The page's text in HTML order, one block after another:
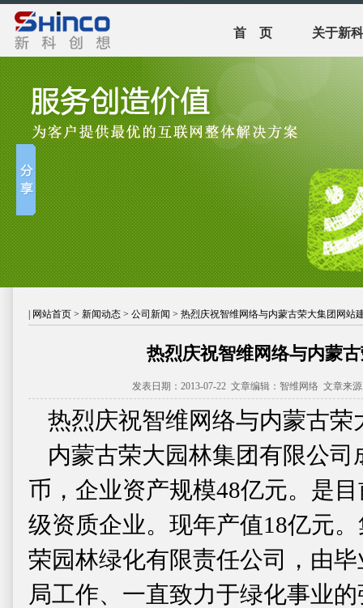
首 页 关于新
网站首页 > 新闻动态 > 公司新闻 > 热烈庆祝智维网络与内蒙古荣大集团网站
热烈庆祝智维网络与内蒙
发表日期：2013-07-22 文章编辑：智维网络 文章来
热烈庆祝智维网络与内蒙古
内蒙古荣大园林集团有限公
币，企业资产规模48亿元。是
级资质企业。现年产值18亿元
荣园林绿化有限责任公司，由
局工作、一直致力于绿化事业